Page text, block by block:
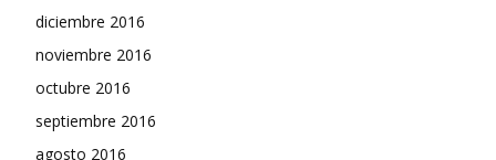
diciembre 2016
noviembre 2016
octubre 2016
septiembre 2016
agosto 2016